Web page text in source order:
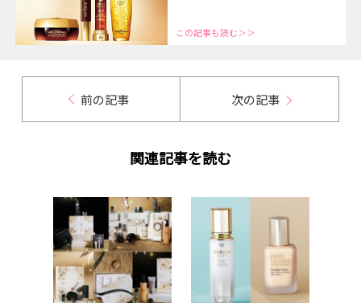
この記事も読む＞＞
前の記事 次の記事
関連記事を読む